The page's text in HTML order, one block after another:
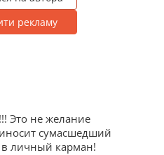
рекламу
Это не желание
сумасшедший
личный карман!